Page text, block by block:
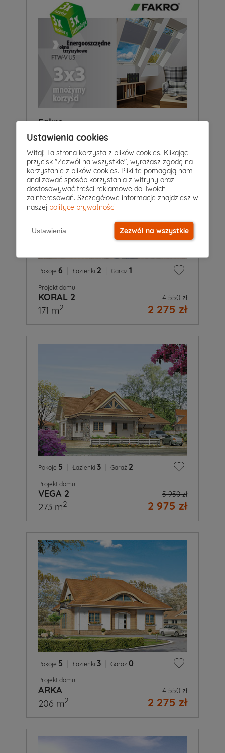
Fakro
Pokoje 6 Łazienki 2 Garaż 1
Projekt domu
KORAL 2 4 550 zł
2 275 zł
171 m2
Pokoje 5 Łazienki 3 Garaż 2
Projekt domu
VEGA 2 5 950 zł
2 975 zł
273 m2
Pokoje 5 Łazienki 3 Garaż 0
Projekt domu
ARKA 4 550 zł
2 275 zł
206 m2
Ustawienia cookies
Witaj! Ta strona korzysta z plików cookies. Klikając
przycisk "Zezwól na wszystkie", wyrażasz zgodę na
korzystanie z plików cookies. Pliki te pomagają nam
analizować sposób korzystania z witryny oraz
dostosowywać treści reklamowe do Twoich
zainteresowań. Szczegółowe informacje znajdziesz w
naszej polityce prywatności
Ustawienia Zezwól na wszystkie